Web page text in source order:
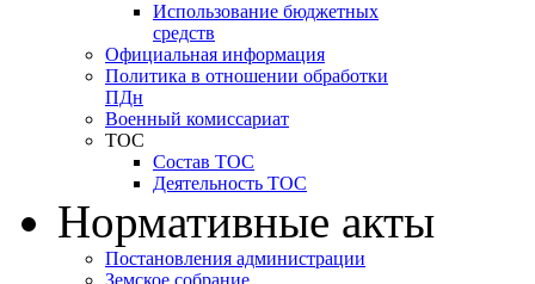
Использование бюджетных
средств
Официальная информация
Политика в отношении обработки
ПДн
Военный комиссариат
ТОС
Состав ТОС
Деятельность ТОС
Нормативные акты
Постановления администрации
Земское собрание